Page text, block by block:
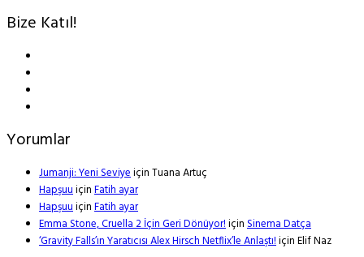
Bize Katıl!
Yorumlar
Jumanji: Yeni SeviyeiçinTuana Artuç
HapşuuiçinFatih ayar
HapşuuiçinFatih ayar
Emma Stone, Cruella 2 İçin Geri Dönüyor!içinSinema Datça
‘Gravity Falls’ın Yaratıcısı Alex Hirsch Netflix’le Anlaştı!içinElif Naz